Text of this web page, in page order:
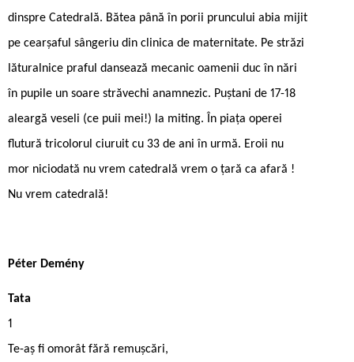
dinspre Catedrală. Bătea până în porii pruncului abia mijit
pe cearșaful sângeriu din clinica de maternitate. Pe străzi
lăturalnice praful dansează mecanic oamenii duc în nări
în pupile un soare străvechi anamnezic. Puștani de 17-18
aleargă veseli (ce puii mei!) la miting. În piața operei
flutură tricolorul ciuruit cu 33 de ani în urmă. Eroii nu
mor niciodată nu vrem catedrală vrem o țară ca afară !
Nu vrem catedrală!
Péter Demény
Tata
1
Te-aș fi omorât fără remușcări,